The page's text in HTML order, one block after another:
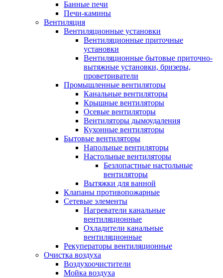
Банные печи
Печи-камины
Вентиляция
Вентиляционные установки
Вентиляционные приточные
установки
Вентиляционные бытовые приточно-
вытяжные установки, бризеры,
проветриватели
Промышленные вентиляторы
Канальные вентиляторы
Крышные вентиляторы
Осевые вентиляторы
Вентиляторы дымоудаления
Кухонные вентиляторы
Бытовые вентиляторы
Напольные вентиляторы
Настольные вентиляторы
Безлопастные настольные
вентиляторы
Вытяжки для ванной
Клапаны противопожарные
Сетевые элементы
Нагреватели канальные
вентиляционные
Охладители канальные
вентиляционные
Рекуператоры вентиляционные
Очистка воздуха
Воздухоочистители
Мойка воздуха